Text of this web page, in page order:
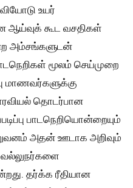
உயர்
ஆய்வுக் கூட வசதிகள்
அம்சங்களுடன்
மூலம் செய்முறை
மாணவர்களுக்கு
தொடர்பான
பாடநெறியொன்றையும்
அதன் ஊடாக அறிவும்
தர்க்க ரீதியான